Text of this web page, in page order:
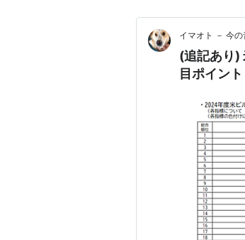
イマオト － 今
(追記あり)
目ポイン